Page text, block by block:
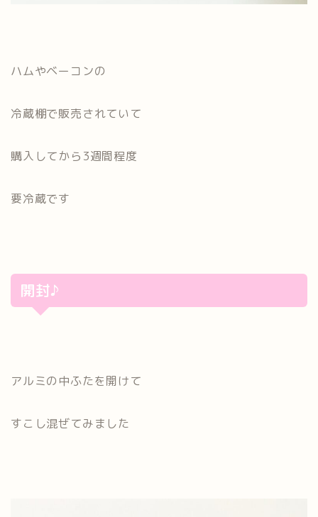
ハムやベーコンの
冷蔵棚で販売されていて
購入してから3週間程度
要冷蔵です
開封♪
アルミの中ふたを開けて
すこし混ぜてみました